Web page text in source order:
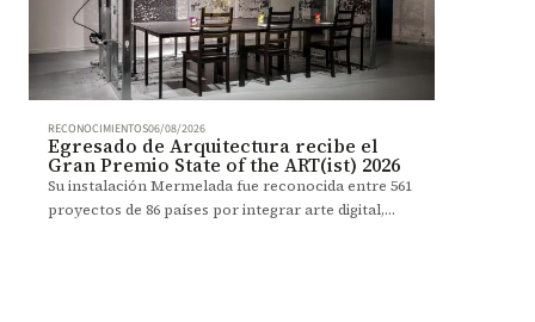
RECONOCIMIENTOS06/08/2026
Egresado de Arquitectura recibe el
Gran Premio State of the ART(ist) 2026
Su instalación Mermelada fue reconocida entre 561
proyectos de 86 países por integrar arte digital,